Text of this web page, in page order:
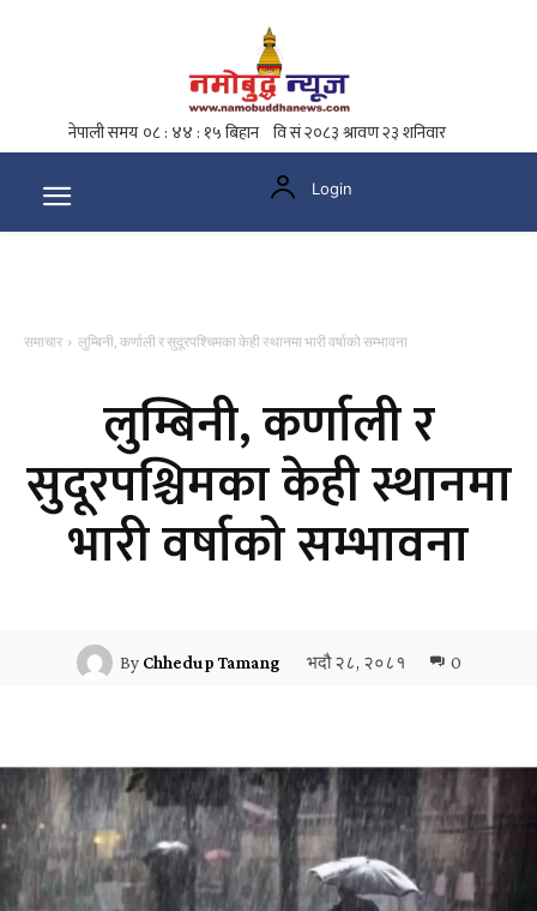
Login
समाचार लुम्बिनी, कर्णाली र सुदूरपश्चिमका केही स्थानमा भारी वर्षाको सम्भावना
लुम्बिनी, कर्णाली र
सुदूरपश्चिमका केही स्थानमा
भारी वर्षाको सम्भावना
By Chhedup Tamang भदौ २८, २०८१ 0